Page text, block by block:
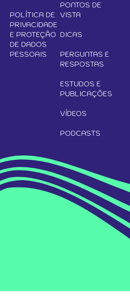
POLÍTICA DE
PRIVACIDADE
E PROTEÇÃO
DE DADOS
PESSOAIS
PONTOS DE
VISTA
DICAS
PERGUNTAS E
RESPOSTAS
ESTUDOS E
PUBLICAÇÕES
VÍDEOS
PODCASTS